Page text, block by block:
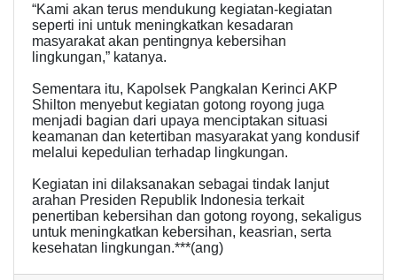
“Kami akan terus mendukung kegiatan-kegiatan
seperti ini untuk meningkatkan kesadaran
masyarakat akan pentingnya kebersihan
lingkungan,” katanya.
Sementara itu, Kapolsek Pangkalan Kerinci AKP
Shilton menyebut kegiatan gotong royong juga
menjadi bagian dari upaya menciptakan situasi
keamanan dan ketertiban masyarakat yang kondusif
melalui kepedulian terhadap lingkungan.
Kegiatan ini dilaksanakan sebagai tindak lanjut
arahan Presiden Republik Indonesia terkait
penertiban kebersihan dan gotong royong, sekaligus
untuk meningkatkan kebersihan, keasrian, serta
kesehatan lingkungan.***(ang)